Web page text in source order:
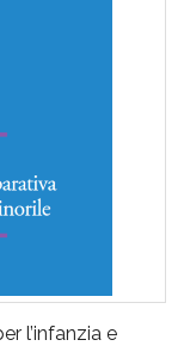
l’infanzia e